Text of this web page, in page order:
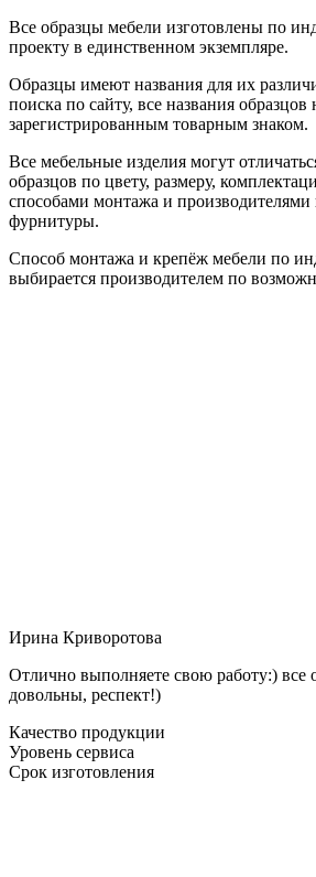
Все образцы мебели изготовлены по
проекту в единственном экземпляре.
Образцы имеют названия для их
поиска по сайту, все названия образцов
зарегистрированным товарным знаком.
Все мебельные изделия могут
образцов по цвету, размеру,
способами монтажа и
фурнитуры.
Способ монтажа и крепёж мебели по
выбирается производителем по
Ирина Криворотова
Отлично выполняете свою работу:) все
довольны, респект!)
Качество продукции
Уровень сервиса
Срок изготовления